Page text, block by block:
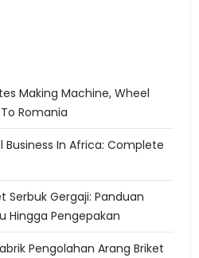
Making Machine, Wheel
Romania
Business In Africa: Complete
Serbuk Gergaji: Panduan
Hingga Pengepakan
Pengolahan Arang Briket